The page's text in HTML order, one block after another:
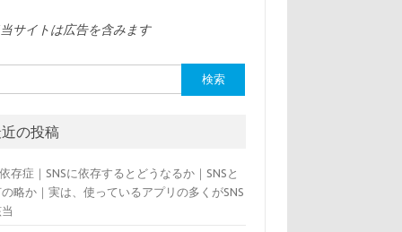
サイトは広告を含みます
の投稿
存症｜SNSに依存するとどうなるか｜SNSと
略か｜実は、使っているアプリの多くがSNS